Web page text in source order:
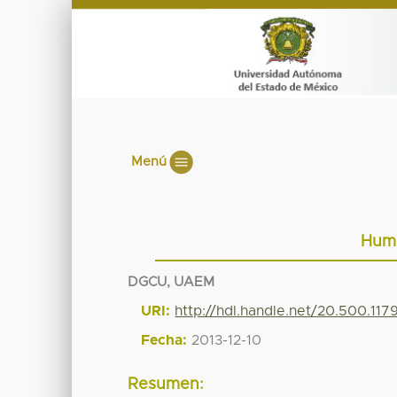
Menú
DGCU, UAEM
URI: http://hdl.handle.net/
Fecha: 2013-12-10
Resumen: